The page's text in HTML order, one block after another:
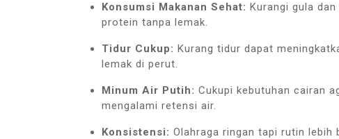
Konsumsi Makanan Sehat: Kurangi gula
protein tanpa lemak.
Tidur Cukup: Kurang tidur dapat
lemak di perut.
Minum Air Putih: Cukupi kebutuhan cairan
mengalami retensi air.
Konsistensi: Olahraga ringan tapi rutin lebih